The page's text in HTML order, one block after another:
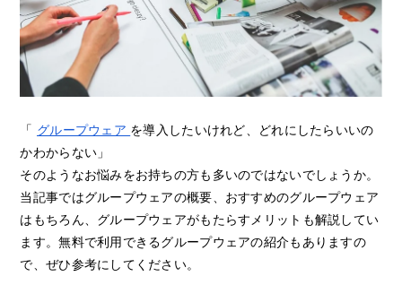
「 グループウェア を導入したいけれど、どれにしたらいいの
かわからない」
そのようなお悩みをお持ちの方も多いのではないでしょうか。
当記事ではグループウェアの概要、おすすめのグループウェア
はもちろん、グループウェアがもたらすメリットも解説してい
ます。無料で利用できるグループウェアの紹介もありますの
で、ぜひ参考にしてください。